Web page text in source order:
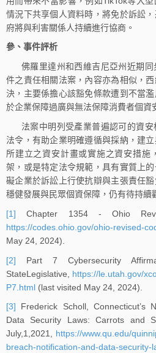
情況下共享個人資料時，將免於訴訟
府將與利害關係人持續進行協商。
參、事件評析
佛羅里達州和西維吉尼亞州近期
件之責任相關法案，內容亦為相似，
決，主要係擔心該豁免條款遭到不當
於企業保障過廣與無法保障消費者個資
法案中明列受產業普遍認可的資
法令，有助企業明確遵循與採納，建
所建立之資安計畫或實施之資安措施
架，或是特定法令規範，具有實質上
礙企業於訴訟上行使抗辯與主張責任
穩健發展與民眾個資保障，仍有待持續
[1] Chapter 1354 - Ohio
https://codes.ohio.gov/ohio-revised-
May 24, 2024).
[2] Part 7 Cybersecurity
StateLegislative, https://le.utah.gov/
P7.html (last visited May 24, 2024).
[3] Frederick Scholl, Connecticut’s
Data Security Laws: Carrots and
July,1,2021, https://www.qu.edu/
breach-notification-and-data-security-